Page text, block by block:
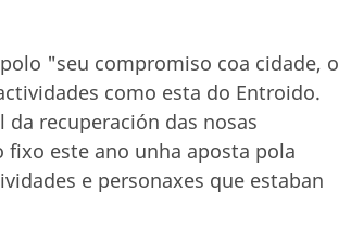
"seu compromiso coa cidade, o
como esta do Entroido.
recuperación das nosas
este ano unha aposta pola
e personaxes que estaban